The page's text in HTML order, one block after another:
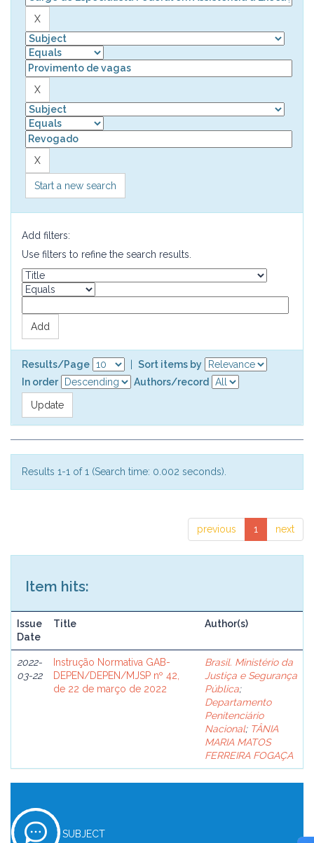
Start a new search
Add filters:
Use filters to refine the search results.
Results/Page
Sort items by
In order
Authors/record
Results 1-1 of 1 (Search time: 0.002 seconds).
previous 1 next
Item hits:
Issue
Date
Title Author(s)
2022-
03-22
Instrução Normativa GAB-
DEPEN/DEPEN/MJSP nº 42,
de 22 de março de 2022
Brasil. Ministério da
Justiça e Segurança
Pública;
Departamento
Penitenciário
Nacional; TÂNIA
MARIA MATOS
FERREIRA FOGAÇA
SUBJECT